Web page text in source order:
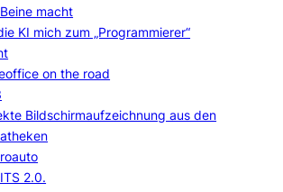
macht
KI mich zum „Programmierer“
on the road
Bildschirmaufzeichnung aus den
2.0.